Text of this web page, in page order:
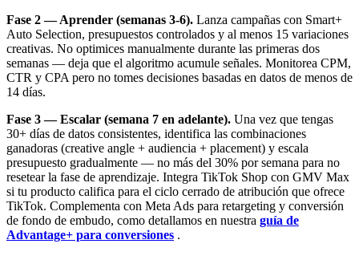
Fase 2 — Aprender (semanas 3-6). Lanza campañas con Smart+
Auto Selection, presupuestos controlados y al menos 15 variaciones
creativas. No optimices manualmente durante las primeras dos
semanas — deja que el algoritmo acumule señales. Monitorea CPM,
CTR y CPA pero no tomes decisiones basadas en datos de menos de
14 días.
Fase 3 — Escalar (semana 7 en adelante). Una vez que tengas
30+ días de datos consistentes, identifica las combinaciones
ganadoras (creative angle + audiencia + placement) y escala
presupuesto gradualmente — no más del 30% por semana para no
resetear la fase de aprendizaje. Integra TikTok Shop con GMV Max
si tu producto califica para el ciclo cerrado de atribución que ofrece
TikTok. Complementa con Meta Ads para retargeting y conversión
de fondo de embudo, como detallamos en nuestra guía de
Advantage+ para conversiones .